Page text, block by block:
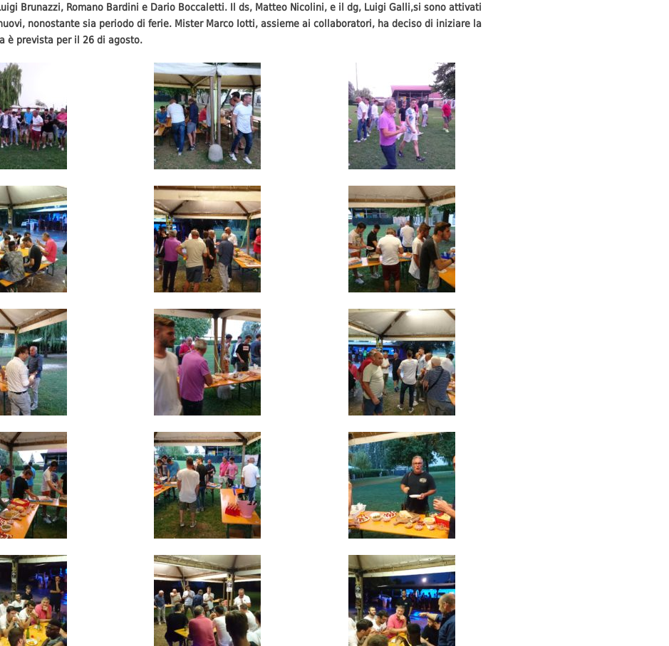
Brunazzi, Romano Bardini e Dario Boccaletti. Il ds, Matteo Nicolini, e il dg, Luigi Galli,si sono attivati
nonostante sia periodo di ferie. Mister Marco Iotti, assieme ai collaboratori, ha deciso di iniziare la
è prevista per il 26 di agosto.